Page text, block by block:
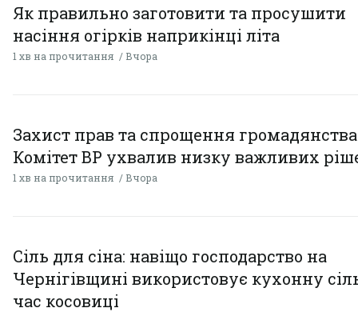
Як правильно заготовити та просушити
насіння огірків наприкінці літа
1 хв на прочитання Вчора
Захист прав та спрощення
Комітет ВР ухвалив низку важливих
1 хв на прочитання Вчора
Сіль для сіна: навіщо господарство на
Чернігівщині використовує кухонну
час косовиці